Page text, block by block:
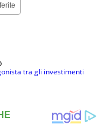
tra gli investimenti